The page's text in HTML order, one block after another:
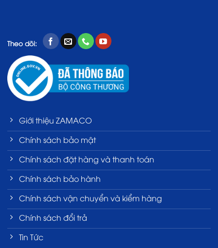
Theo dõi:
Giới thiệu ZAMACO
Chính sách bảo mật
Chính sách đặt hàng và thanh toán
Chính sách bảo hành
Chính sách vận chuyển và kiểm hàng
Chính sách đổi trả
Tin Tức